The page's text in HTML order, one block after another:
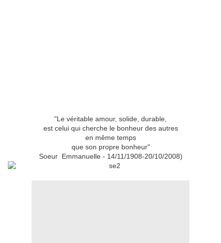
"Le véritable amour, solide, durable,
est celui qui cherche le bonheur des autres
en même temps
que son propre bonheur"
Soeur Emmanuelle - 14/11/1908-20/10/2008)